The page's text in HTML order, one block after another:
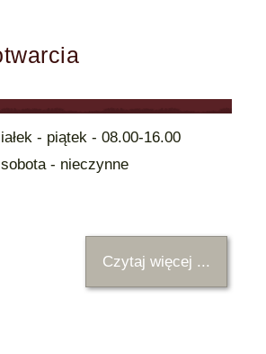
- piątek - 08.00-16.00
sobota - nieczynne
Czytaj więcej ...